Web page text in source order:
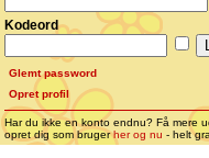
Kodeord
Glemt password
Opret profil
Har du ikke en konto endnu? Få mere
opret dig som brugerher og nu - helt